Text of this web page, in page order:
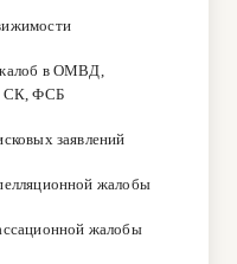
в ОМВД,
СК, ФСБ
заявлений
жалобы
жалобы